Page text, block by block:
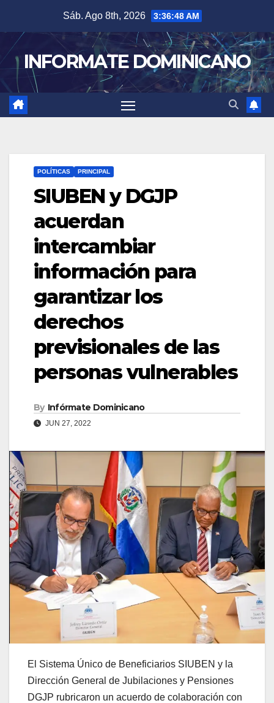
content
Sáb. Ago 8th, 2026 3:36:49 AM
INFORMATE DOMINICANO
POLÍTICAS PRINCIPAL
SIUBEN y DGJP
acuerdan
intercambiar
información para
garantizar los
derechos
previsionales de las
personas vulnerables
By Infórmate Dominicano
JUN 27, 2022
El Sistema Único de Beneficiarios SIUBEN y la
Dirección General de Jubilaciones y Pensiones
DGJP rubricaron un acuerdo de colaboración con